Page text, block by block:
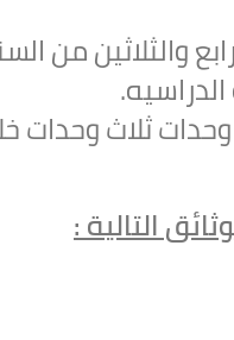
والثلاثين من
ثلاث وحدات
التالية :